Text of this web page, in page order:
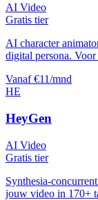
AI Video
Gratis tier
AI character
digital persona.
Vanaf €11/mnd
HE
HeyGen
AI Video
Gratis tier
Synthesia-
jouw video in 170+